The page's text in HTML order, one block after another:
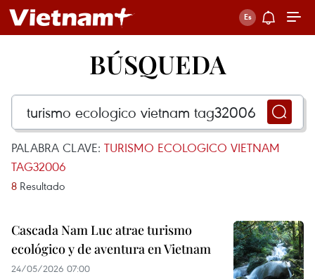
BÚSQUEDA
PALABRA CLAVE: TURISMO ECOLOGICO VIETNAM
TAG32006
8 Resultado
Cascada Nam Luc atrae turismo
ecológico y de aventura en Vietnam
24/05/2026 07:00